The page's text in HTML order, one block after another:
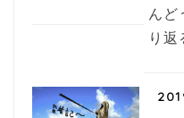
んど
り返